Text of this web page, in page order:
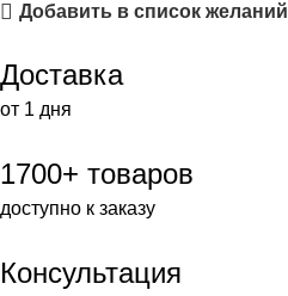
Добавить в список желаний
Доставка
от 1 дня
1700+ товаров
доступно к заказу
Консультация